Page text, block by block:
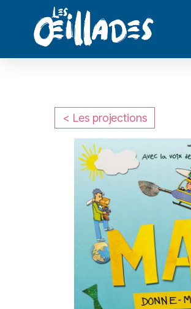
< Les projections